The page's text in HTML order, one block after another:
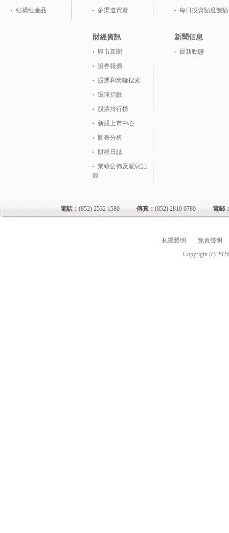
結構性產品
多渠道買賣
財經資訊
即市新聞
證券報價
股票和窝輪搜索
環球指數
股票排行榜
新股上市中心
圖表分析
財經日誌
業績公佈及派息記
錄
每日投資額度餘額
新聞信息
最新動態
電話： (852) 2532 1580 傳真： (852) 2810 6789 電郵
私隱聲明
免責聲明
Copyright (c)